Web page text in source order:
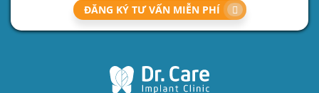
ĐĂNG KÝ TƯ VẤN MIỄN PHÍ